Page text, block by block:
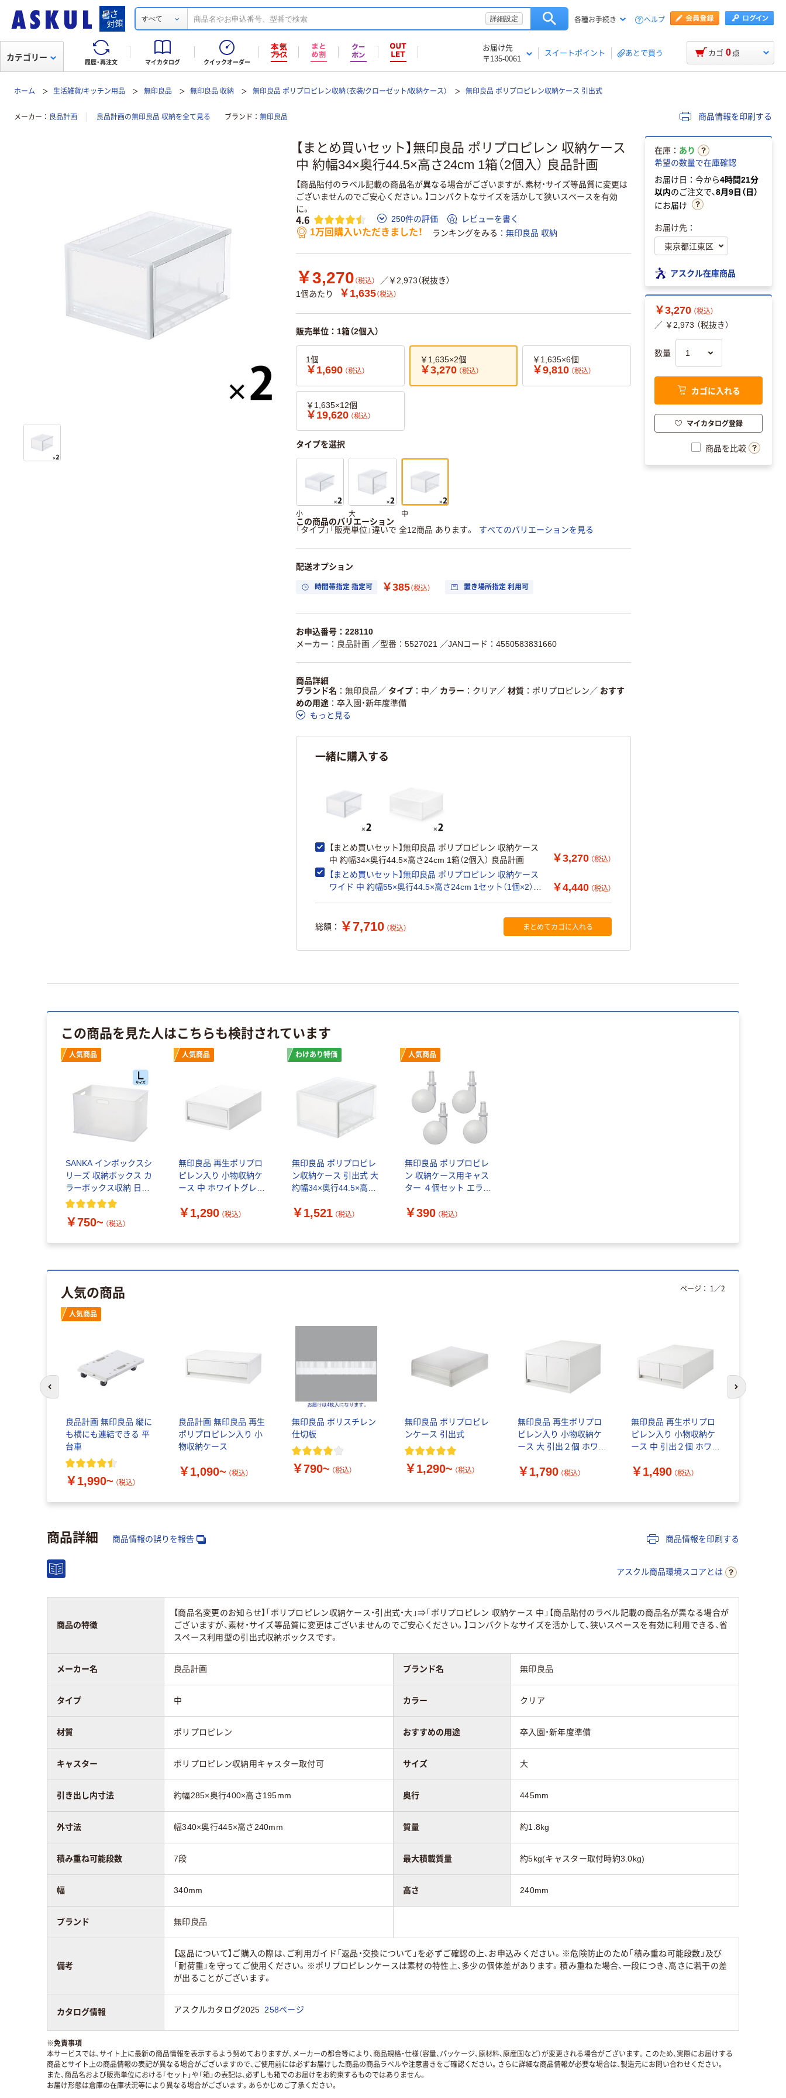
すべて 詳細設定 各種お手続き ヘルプ
履歴・再注文 マイカタログ クイックオーダー
お届け先
〒135-0061
スイートポイント あとで買う
カテゴリー カゴ 0 点
ホーム 生活雑貨/キッチン用品 無印良品 無印良品 収納 無印良品 ポリプロピレン収納（衣装/クローゼット/収納ケース） 無印良品 ポリプロピレン収納ケース 引出式
メーカー 良品計画 良品計画の無印良品 収納を全て見る ブランド 無印良品 商品情報を印刷する
【まとめ買いセット】無印良品 ポリプロピレン 収納ケース
中 約幅34×奥行44.5×高さ24cm 1箱（2個入） 良品計画
【商品貼付のラベル記載の商品名が異なる場合がございますが、素材・サイズ等品質に変更は
ございませんのでご安心ください。】コンパクトなサイズを活かして狭いスペースを有効
に。
4.6 250件の評価 レビューを書く
1万回購入いただきました！ ランキングをみる 無印良品 収納
￥3,270 （税込）
／￥2,973（税抜き）
1個あたり
￥1,635（税込）
販売単位：1箱（2個入）
1個
￥1,690 （税込）
￥1,635×2個
￥3,270 （税込）
￥1,635×6個
￥9,810 （税込）
￥1,635×12個
￥19,620 （税込）
タイプを選択
小 大 中
この商品のバリエーション
「タイプ」「販売単位」違いで 全12商品 あります。
すべてのバリエーションを見る
配送オプション
時間帯指定 指定可 ￥385（税込） 置き場所指定 利用可
お申込番号：228110
メーカー：良品計画 ／型番：5527021 ／JANコード：4550583831660
商品詳細
ブランド名
無印良品／ タイプ 中／ カラー クリア／ 材質 ポリプロピレン／ おすす
めの用途
卒入園・新年度準備
もっと見る
一緒に購入する
【まとめ買いセット】無印良品 ポリプロピレン 収納ケース
中 約幅34×奥行44.5×高さ24cm 1箱（2個入） 良品計画
￥3,270 （税込）
【まとめ買いセット】無印良品 ポリプロピレン 収納ケース
ワイド 中 約幅55×奥行44.5×高さ24cm 1セット（1個×2）
￥4,440 （税込）
総額： ￥7,710 （税込） まとめてカゴに入れる
在庫： あり
希望の数量で在庫確認
お届け日：今から4時間21分
以内のご注文で、8月9日（日）
にお届け
お届け先：
アスクル在庫商品
￥3,270 （税込）
／ ￥2,973 （税抜き）
数量
カゴに入れる
マイカタログ登録
商品を比較
この商品を見た人はこちらも検討されています
人気商品
SANKA インボックスシ
リーズ 収納ボックス カ
ラーボックス収納 日本
製
￥750~ （税込）
人気商品
無印良品 再生ポリプロ
ピレン入り 小物収納ケ
ース 中 ホワイトグレー
さ１２ｃｍ 良品計画
￥1,290 （税込）
わけあり特価
無印良品 ポリプロピレ
ン収納ケース 引出式 大
約幅34×奥行44.5×高さ
り品）
￥1,521 （税込）
人気商品
無印良品 ポリプロピレ
ン 収納ケース用キャス
ター ４個セット エラス
￥390 （税込）
人気の商品
人気商品
良品計画 無印良品 縦に
も横にも連結できる 平
台車
￥1,990~ （税込）
良品計画 無印良品 再生
ポリプロピレン入り 小
物収納ケース
￥1,090~ （税込）
無印良品 ポリスチレン
仕切板
￥790~ （税込）
無印良品 ポリプロピレ
ンケース 引出式
￥1,290~ （税込）
無印良品 再生ポリプロ
ピレン入り 小物収納ケ
ース 大 引出２個 ホワイ
３７×高さ１７．５ｃｍ
￥1,790 （税込）
無印良品 再生ポリプロ
ピレン入り 小物収納ケ
ース 中 引出２個 ホワイ
３７×高さ１２ｃｍ 良品
￥1,490 （税込）
ページ： 1／2
前のスライドへ 次のスライド
商品詳細 商品情報の誤りを報告 商品情報を印刷する
アスクル商品環境スコアとは
商品の特徴
【商品名変更のお知らせ】「ポリプロピレン収納ケース・引出式・大」⇒「ポリプロピレン 収納ケース 中」【商品貼付のラベル記載の商品名が異なる場合が
ございますが、素材・サイズ等品質に変更はございませんのでご安心ください。】コンパクトなサイズを活かして、狭いスペースを有効に利用できる、省
スペース利用型の引出式収納ボックスです。
メーカー名 良品計画 ブランド名 無印良品
タイプ 中 カラー クリア
材質 ポリプロピレン おすすめの用途 卒入園・新年度準備
キャスター ポリプロピレン収納用キャスター取付可 サイズ 大
引き出し内寸法 約幅285×奥行400×高さ195mm 奥行 445mm
外寸法 幅340×奥行445×高さ240mm 質量 約1.8kg
積み重ね可能段数 7段 最大積載質量 約5kg(キャスター取付時約3.0kg)
幅 340mm 高さ 240mm
ブランド 無印良品
備考
【返品について】ご購入の際は、ご利用ガイド「返品・交換について」を必ずご確認の上、お申込みください。※危険防止のため「積み重ね可能段数」及び
「耐荷重」を守ってご使用ください。※ポリプロピレンケースは素材の特性上、多少の個体差があります。積み重ねた場合、一段につき、高さに若干の差
が出ることがございます。
カタログ情報 アスクルカタログ2025 258ページ
※免責事項
本サービスでは、サイト上に最新の商品情報を表示するよう努めておりますが、メーカーの都合等により、商品規格・仕様（容量、パッケージ、原材料、原産国など）が変更される場合がございます。このため、実際にお届けする
商品とサイト上の商品情報の表記が異なる場合がございますので、ご使用前には必ずお届けした商品の商品ラベルや注意書きをご確認ください。さらに詳細な商品情報が必要な場合は、製造元にお問い合わせください。
また、商品名および販売単位における「セット」や「箱」の表記は、必ずしも箱でのお届けをお約束するものではありません。
お届け形態は倉庫の在庫状況等により異なる場合がございます。あらかじめご了承ください。